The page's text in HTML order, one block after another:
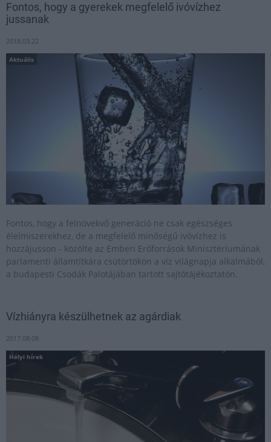
Fontos, hogy a gyerekek megfelelő ivóvízhez
jussanak
2018.03.22
Aktuális
Fontos, hogy a felnövekvő generáció ne csak egészséges
élelmiszerekhez, de a megfelelő minőségű ivóvízhez is
hozzájusson - közölte az Emberi Erőforrások Minisztériumának
parlamenti államtitkára csütörtökön a víz világnapja alkalmából,
a budapesti Csodák Palotájában tartott sajtótájékoztatón.
Vízhiányra készülhetnek az agárdiak
2017.08.08
Helyi hírek